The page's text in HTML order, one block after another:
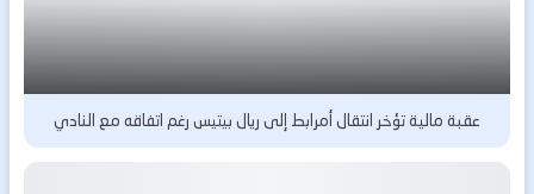
عقبة مالية تؤخر انتقال أمرابط إلى ريال بيتيس رغم اتفاقه مع النادي